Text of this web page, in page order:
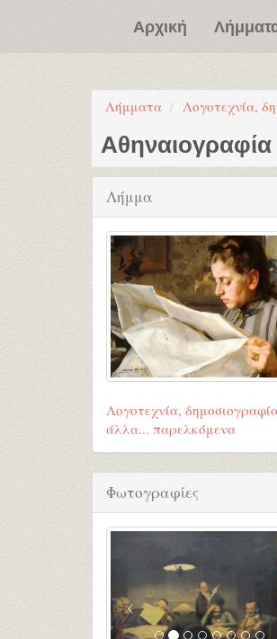
Αρχική
Λήμματα Λογοτεχνία,
Αθηναιογραφία
Λήμμα
Λογοτεχνία,
άλλα... παρελκόμενα
Φωτογραφίες